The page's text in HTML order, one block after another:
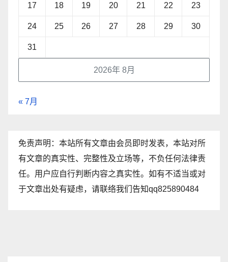
2026年 8月
17 18 19 20 21 22 23
24 25 26 27 28 29 30
31
« 7月
免责声明：本站所有文章由会员即时发表，本站对所
有文章的真实性、完整性及立场等，不负任何法律责
任。用户应自行判断内容之真实性。如有不适当或对
于文章出处有疑虑，请联络我们告知qq825890484